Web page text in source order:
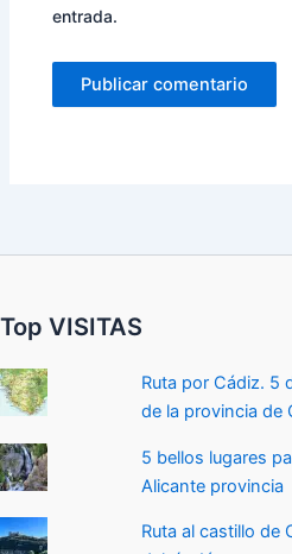
entrada.
Top VISITAS
Ruta por Cádiz. 5
de la provincia de
5 bellos lugares
Alicante provincia
Ruta al castillo de